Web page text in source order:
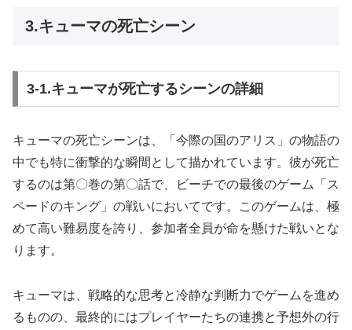
3.キューマの死亡シーン
3‐1.キューマが死亡するシーンの詳細
キューマの死亡シーンは、「今際の国のアリス」の物語の
中でも特に衝撃的な瞬間として描かれています。彼が死亡
するのは第〇巻の第〇話で、ビーチでの最後のゲーム「ス
ペードのキング」の戦いにおいてです。このゲームは、極
めて高い難易度を誇り、参加者全員が命を懸けた戦いとな
ります。
キューマは、戦略的な思考と冷静な判断力でゲームを進め
るものの、最終的にはプレイヤーたちの連携と予想外の行